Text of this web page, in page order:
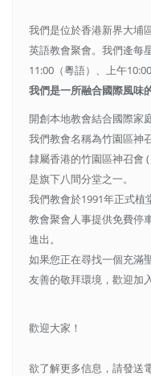
我們是位於香港新界大埔
英語教會聚會。我們逄每
11:00（粵語）、上午
我們是一所融合國際風味
開創本地教會結合國際家
我們教會名稱為竹園區神
隸屬香港的竹園區神召會
是旗下八間分堂之一。
我們教會於1991年正式植
教會聚會人事提供免費停
進出。
如果您正在尋找一個充滿
友善的敬拜環境，歡迎加
歡迎大家！
欲了解更多信息，請發送